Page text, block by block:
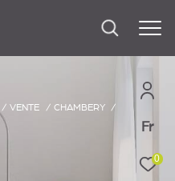
Fr
0
VENTE
CHAMBERY